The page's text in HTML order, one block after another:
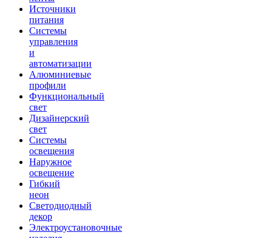
Источники
питания
Системы
управления
и
автоматизации
Алюминиевые
профили
Функциональный
свет
Дизайнерский
свет
Системы
освещения
Наружное
освещение
Гибкий
неон
Светодиодный
декор
Электроустановочные